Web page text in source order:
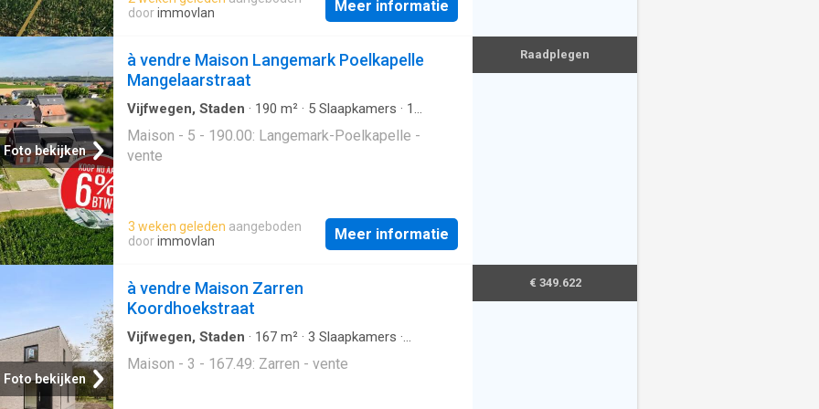
doorimmovlan Meer informatie
Foto bekijken
à vendre Maison Langemark Poelkapelle
Mangelaarstraat
Vijfwegen, Staden · 190 m² · 5 Slaapkamers · 1
Maison - 5 - 190.00: Langemark-Poelkapelle -
vente
3 weken geleden aangeboden
doorimmovlan Meer informatie
Raadplegen
Foto bekijken
à vendre Maison Zarren
Koordhoekstraat
Vijfwegen, Staden · 167 m² · 3 Slaapkamers ·
Maison - 3 - 167.49: Zarren - vente
€ 349.622